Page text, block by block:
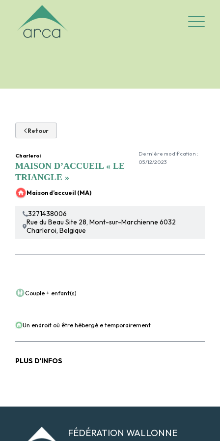
Logo Arca-asbl
Ouvrir/
Retour
Charleroi
MAISON D’ACCUEIL « LE
TRIANGLE »
Maison d’accueil (MA)
Dernière modification :
05/12/2023
3271438006
Rue du Beau Site 28, Mont-sur-Marchienne 6032
Charleroi, Belgique
Couple + enfant(s)
Un endroit où être hébergé.e temporairement
PLUS D'INFOS
Logo Arca-asbl
FÉDÉRATION WALLONNE